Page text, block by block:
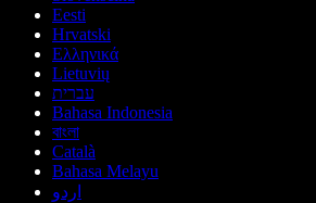
Eesti
Hrvatski
Ελληνικά
Lietuvių
עברית
Bahasa Indonesia
বাংলা
Català
Bahasa Melayu
اردو